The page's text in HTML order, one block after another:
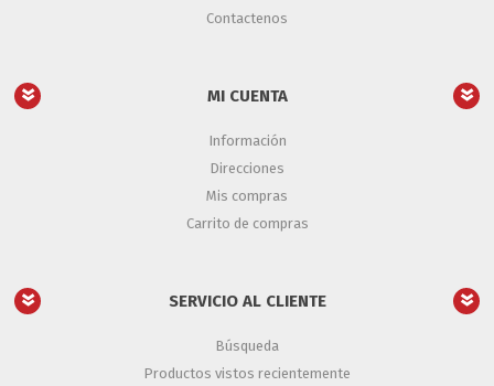
Contactenos
MI CUENTA
Información
Direcciones
Mis compras
Carrito de compras
SERVICIO AL CLIENTE
Búsqueda
Productos vistos recientemente